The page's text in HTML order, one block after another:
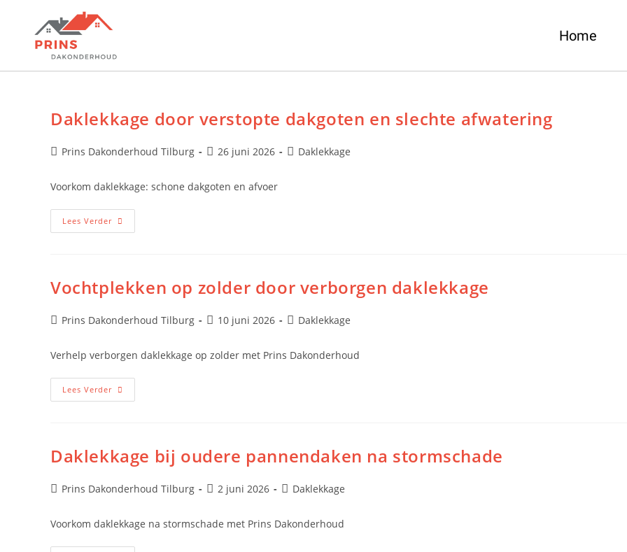
Home
Daklekkage door verstopte dakgoten en slechte afwatering
Prins Dakonderhoud Tilburg 26 juni 2026 Daklekkage
Voorkom daklekkage: schone dakgoten en afvoer
Lees Verder
Vochtplekken op zolder door verborgen daklekkage
Prins Dakonderhoud Tilburg 10 juni 2026 Daklekkage
Verhelp verborgen daklekkage op zolder met Prins Dakonderhoud
Lees Verder
Daklekkage bij oudere pannendaken na stormschade
Prins Dakonderhoud Tilburg 2 juni 2026 Daklekkage
Voorkom daklekkage na stormschade met Prins Dakonderhoud